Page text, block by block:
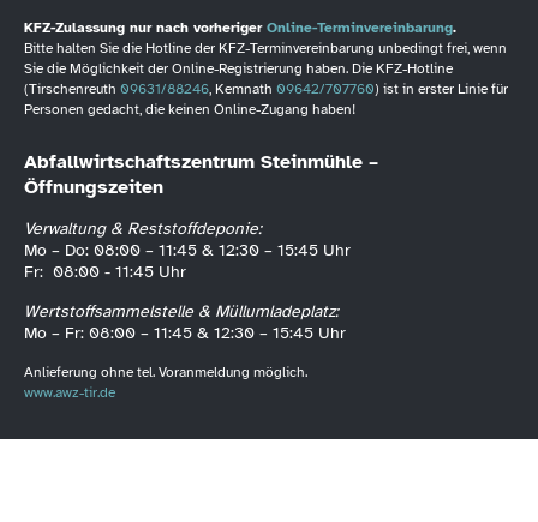
KFZ-Zulassung nur nach vorheriger Online-Terminvereinbarung.
Bitte halten Sie die Hotline der KFZ-Terminvereinbarung unbedingt frei, wenn
Sie die Möglichkeit der Online-Registrierung haben. Die KFZ-Hotline
(Tirschenreuth 09631/88246, Kemnath 09642/707760) ist in erster Linie für
Personen gedacht, die keinen Online-Zugang haben!
Abfallwirtschaftszentrum Steinmühle –
Öffnungszeiten
Verwaltung & Reststoffdeponie:
Mo – Do: 08:00 – 11:45 & 12:30 – 15:45 Uhr
Fr: 08:00 - 11:45 Uhr
Wertstoffsammelstelle & Müllumladeplatz:
Mo – Fr: 08:00 – 11:45 & 12:30 – 15:45 Uhr
Anlieferung ohne tel. Voranmeldung möglich.
www.awz-tir.de